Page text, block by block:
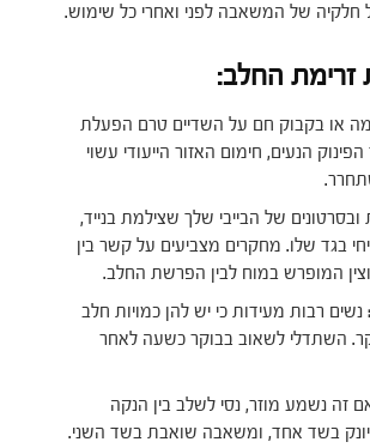
חלקיה של המשאבה לפני ואחרי כל שימוש.
החלב:
או בקבוק חם על השדיים טרם הפעלת
הנעים, חימום האזור הייעודי עשוי
ובסרטונים של הבייבי שלך שצילמת בנייד,
בגד שלו. מחקרים מצביעים על קשר בין
המופרש במוח לבין הפרשת החלב.
נשים רבות מעידות כי יש להן כמויות חלב
השתדלי לשאוב בבוקר כשעה לאחר
זה נשמע מוזר, נסי לשלב בין הנקה
יונק בשד אחד, ומשאבה שואבת בשד השני.